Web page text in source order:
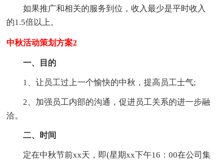
如果推广和相关的服务到位，收入最少是平时收入
的1.5倍以上。
中秋活动策划方案2
一、目的
1、让员工过上一个愉快的中秋，提高员工士气;
2、加强员工内部的沟通，促进员工关系的进一步融
洽。
二、时间
定在中秋节前xx天，即(星期xx下午16：00在公司集